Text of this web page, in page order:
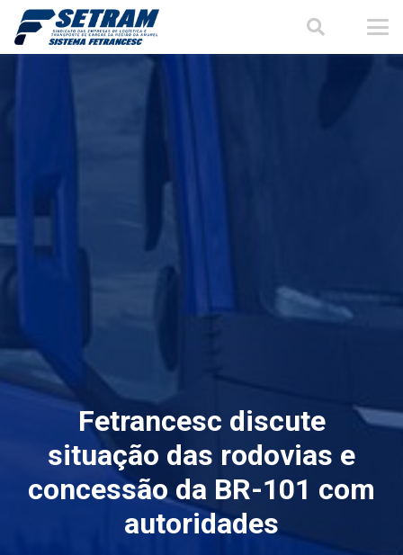
Fetrancesc discute
situação das rodovias e
concessão da BR-101 com
autoridades